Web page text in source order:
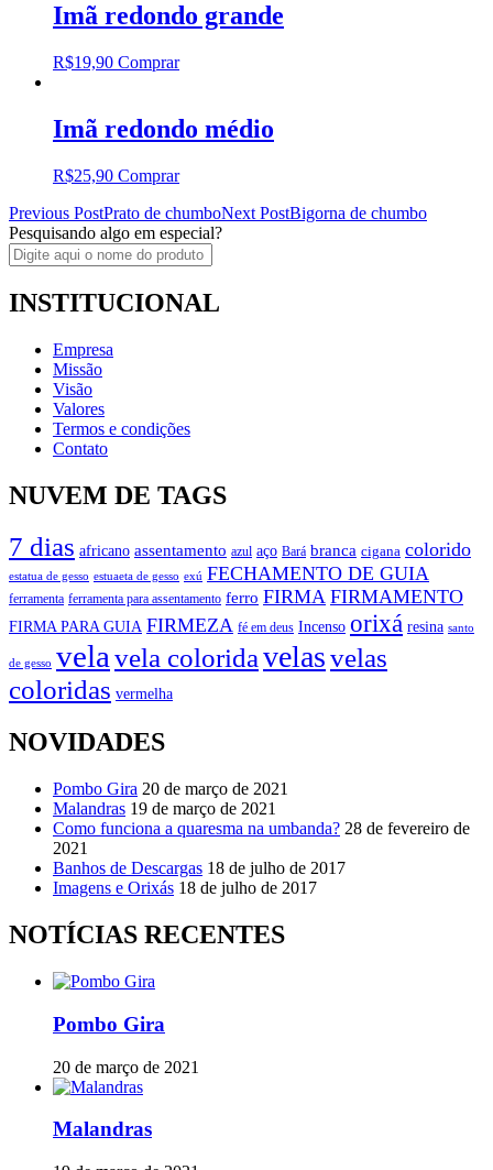
Imã redondo grande
R$19,90 Comprar
Imã redondo médio
R$25,90 Comprar
Post
navigation
Previous PostPrato de chumboNext PostBigorna de chumbo
Pesquisando algo em especial?
INSTITUCIONAL
Empresa
Missão
Visão
Valores
Termos e condições
Contato
NUVEM DE TAGS
7 dias africano assentamento azul aço Bará branca cigana colorido
estatua de gesso estuaeta de gesso exú FECHAMENTO DE GUIA
ferramenta ferramenta para assentamento ferro FIRMA FIRMAMENTO
FIRMA PARA GUIA FIRMEZA fé em deus Incenso orixá resina santo
de gesso velavela coloridavelasvelas
coloridas vermelha
NOVIDADES
Pombo Gira 20 de março de 2021
Malandras 19 de março de 2021
Como funciona a quaresma na umbanda? 28 de fevereiro de
2021
Banhos de Descargas 18 de julho de 2017
Imagens e Orixás 18 de julho de 2017
NOTÍCIAS RECENTES
Pombo Gira
20 de março de 2021
Malandras